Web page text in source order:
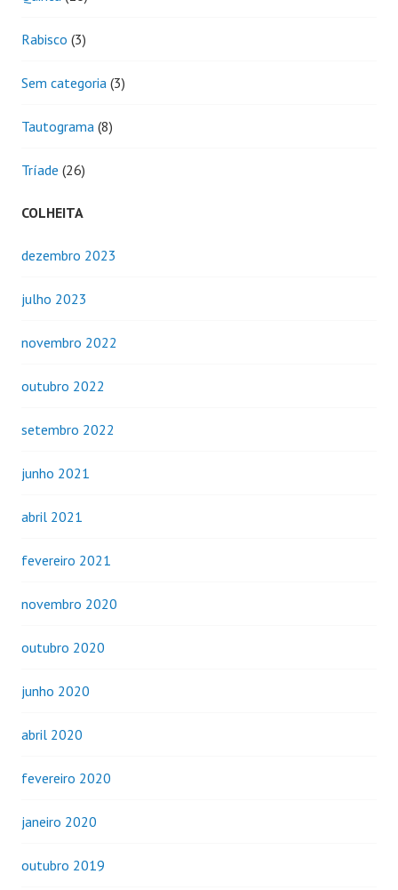
Rabisco (3)
Sem categoria (3)
Tautograma (8)
Tríade (26)
COLHEITA
dezembro 2023
julho 2023
novembro 2022
outubro 2022
setembro 2022
junho 2021
abril 2021
fevereiro 2021
novembro 2020
outubro 2020
junho 2020
abril 2020
fevereiro 2020
janeiro 2020
outubro 2019